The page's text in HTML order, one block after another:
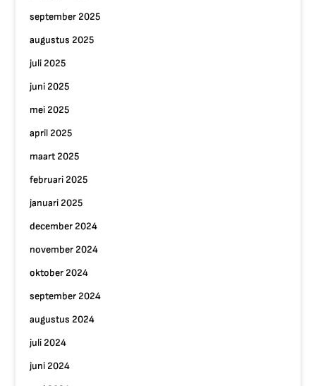
september 2025
augustus 2025
juli 2025
juni 2025
mei 2025
april 2025
maart 2025
februari 2025
januari 2025
december 2024
november 2024
oktober 2024
september 2024
augustus 2024
juli 2024
juni 2024